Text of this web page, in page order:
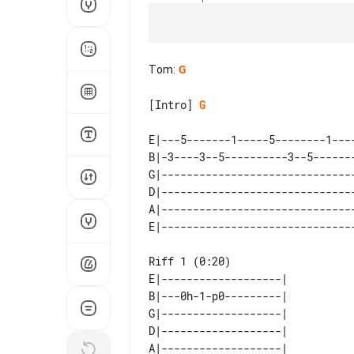
Tom: G
[Intro] G
E|---5-------1-----5--------
B|-3----3--5----------3--
E|-------------------|
B|---0h-1-p0---------|
G|-------------------|
D|-------------------|
A|-------------------|